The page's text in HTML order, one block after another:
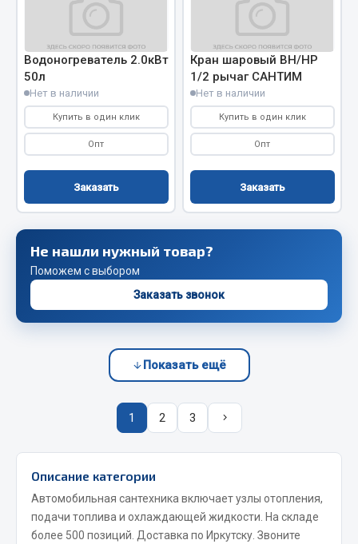
Система питания
Система выпуска газа
Система охлаждения
Коробка передач
Рулевое управление
Тормозная система
Запчасти HOWO
Тормозная система
Система питания
Система охлаждения
Весь раздел
Водоногреватель 2.0кВт
50л
Нет в наличии
Купить в один клик
Опт
Заказать
Кран шаровый ВН/НР
1/2 рычаг САНТИМ
Нет в наличии
Купить в один клик
Опт
Заказать
Не нашли нужный товар?
Поможем с выбором
Заказать звонок
Показать ещё
1 2 3
Описание категории
Автомобильная сантехника включает узлы отопления,
подачи топлива и охлаждающей жидкости. На складе
более 500 позиций. Доставка по Иркутску. Звоните